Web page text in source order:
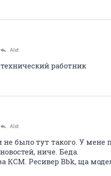
Alxt
работник
Alxt
не было тут такого. У мене
ниче. Беда.
КСМ. Ресивер Bbk, ща